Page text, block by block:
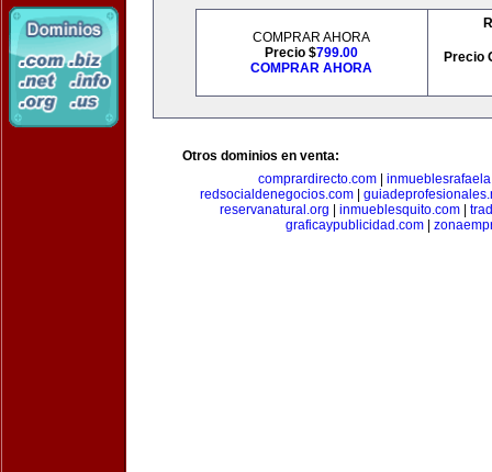
COMPRAR AHORA
Precio $799.00
COMPRAR AHORA
Precio
Otros dominios en venta:
comprardirecto.com
redsocialdenegocios.com|
reservanatural.org
inmueblesquito.com
graficaypublicidad.com|